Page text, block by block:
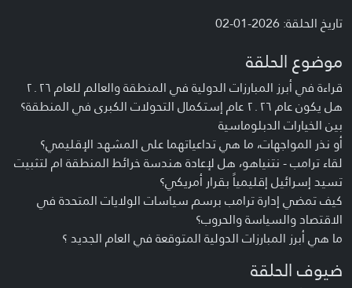
تاريخ الحلقة: 2026-01-02
موضوع الحلقة
قراءة في أبرز المبارزات الدولية في المنطقة والعالم للعام ٢٠٢٦
هل يكون عام ٢٠٢٦ عام إستكمال التحولات الكبرى في المنطقة؟
بين الخيارات الدبلوماسية
أو نذر المواجهات، ما هي تداعياتهما على المشهد الإقليمي؟
لقاء ترامب - نتنياهو، هل لإعادة هندسة خرائط المنطقة ام لتثبيت
تسيد إسرائيل إقليمياً بقرار أمريكي؟
كيف تمضي إدارة ترامب برسم سياسات الولايات المتحدة في
الاقتصاد والسياسة والحروب؟
ما هي أبرز المبارزات الدولية المتوقعة في العام الجديد ؟
ضيوف الحلقة